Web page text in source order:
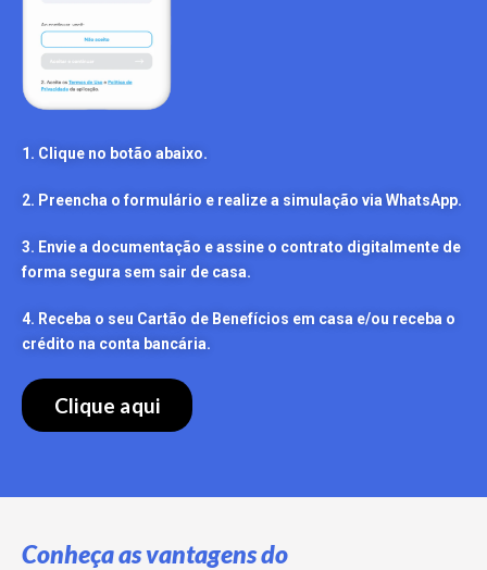
1. Clique no botão abaixo.
2. Preencha o formulário e realize a simulação via WhatsApp.
3. Envie a documentação e assine o contrato digitalmente de
forma segura sem sair de casa.
4. Receba o seu Cartão de Benefícios em casa e/ou receba o
crédito na conta bancária.
Clique aqui
Conheça as vantagens do